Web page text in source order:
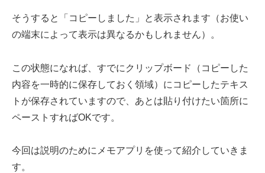
そうすると「コピーしました」と表示されます（お使い
の端末によって表示は異なるかもしれません）。
この状態になれば、すでにクリップボード（コピーした
内容を一時的に保存しておく領域）にコピーしたテキス
トが保存されていますので、あとは貼り付けたい箇所に
ペーストすればOKです。
今回は説明のためにメモアプリを使って紹介していきま
す。